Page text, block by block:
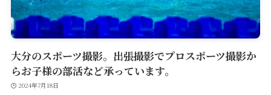
大分のスポーツ撮影。出張撮影でプロスポーツ撮影か
らお子様の部活など承っています。
2024年7月18日